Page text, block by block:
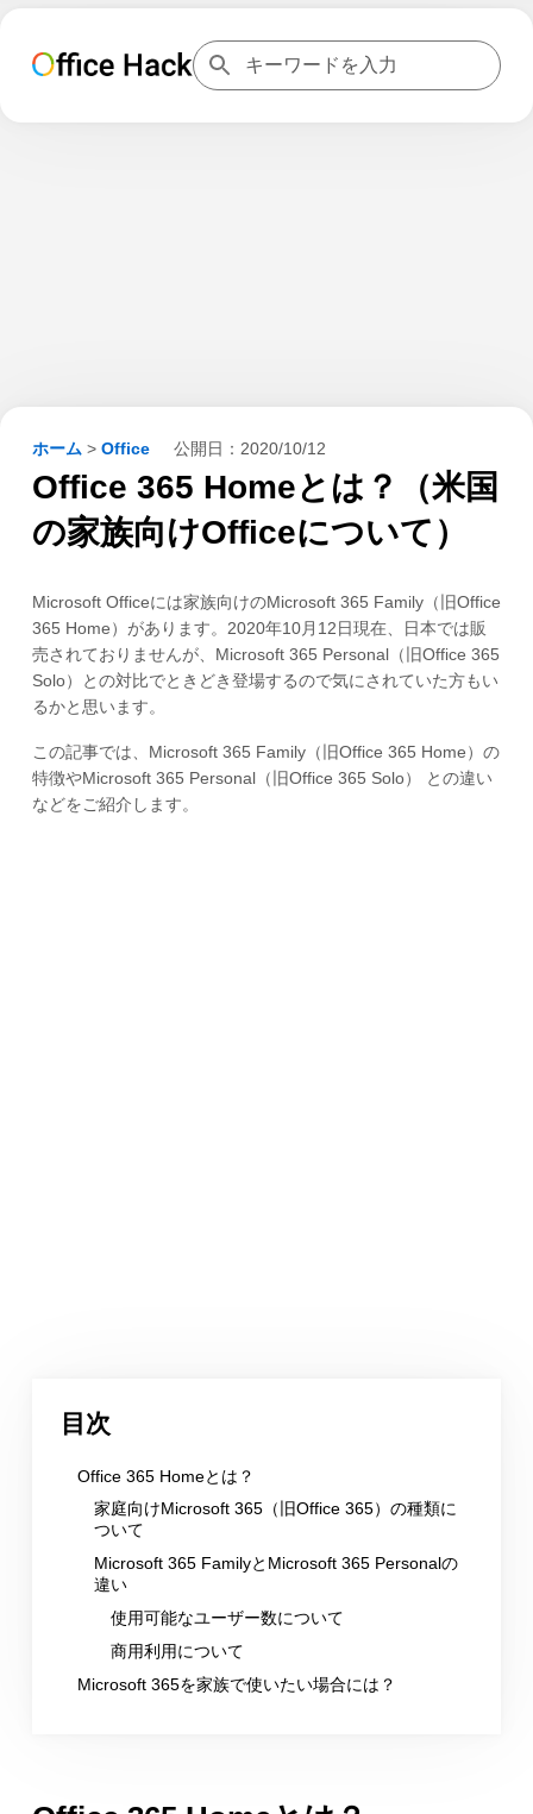
ホーム > Office 公開日： 2020/10/12
Office 365 Homeとは？（米国
の家族向けOfficeについて）
Microsoft Officeには家族向けのMicrosoft 365 Family（旧Office
365 Home）があります。2020年10月12日現在、日本では販
売されておりませんが、Microsoft 365 Personal（旧Office 365
Solo）との対比でときどき登場するので気にされていた方もい
るかと思います。
この記事では、Microsoft 365 Family（旧Office 365 Home）の
特徴やMicrosoft 365 Personal（旧Office 365 Solo） との違い
などをご紹介します。
目次
Office 365 Homeとは？
家庭向けMicrosoft 365（旧Office 365）の種類に
ついて
Microsoft 365 FamilyとMicrosoft 365 Personalの
違い
使用可能なユーザー数について
商用利用について
Microsoft 365を家族で使いたい場合には？